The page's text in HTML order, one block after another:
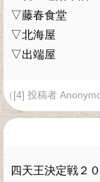
▽藤春食堂
▽北海屋
▽出端屋
（[4] 投稿者
四天王決定戦２